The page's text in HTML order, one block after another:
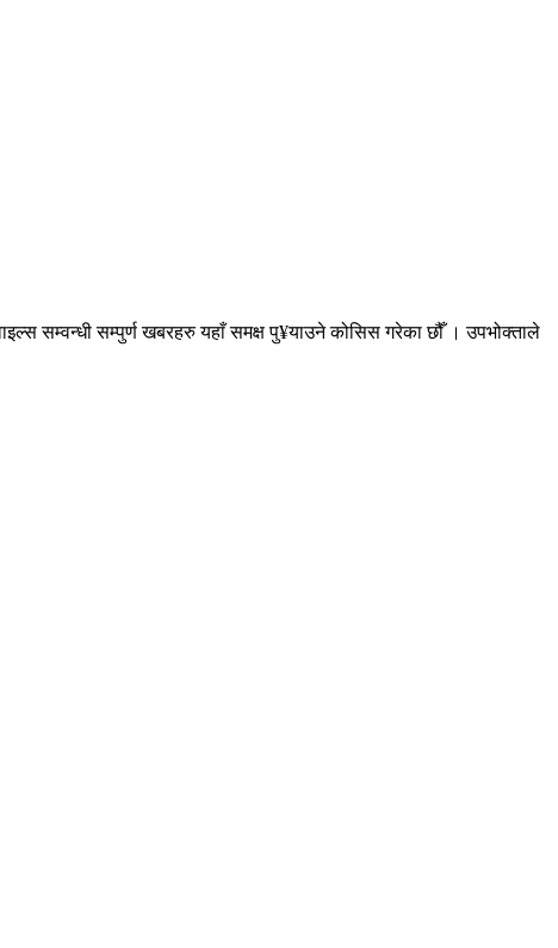
सम्वन्धी सम्पुर्ण खबरहरु यहाँ समक्ष पु¥याउने कोसिस गरेका छौँ । उपभोक्ताले